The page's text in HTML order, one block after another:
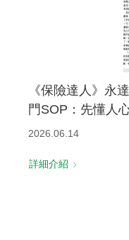
《保險達人》永
門SOP：先懂人
2026.06.14
詳細介紹